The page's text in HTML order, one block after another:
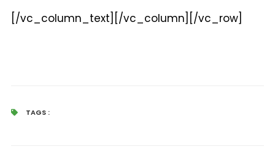
[/vc_column_text][/vc_column][/vc_row]
TAGS :